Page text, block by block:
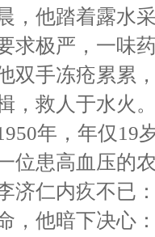
，他踏着露水
求极严，一味
双手冻疮累累
，救人于水火
年，年仅19
位患高血压的
济仁内疚不已
，他暗下决心